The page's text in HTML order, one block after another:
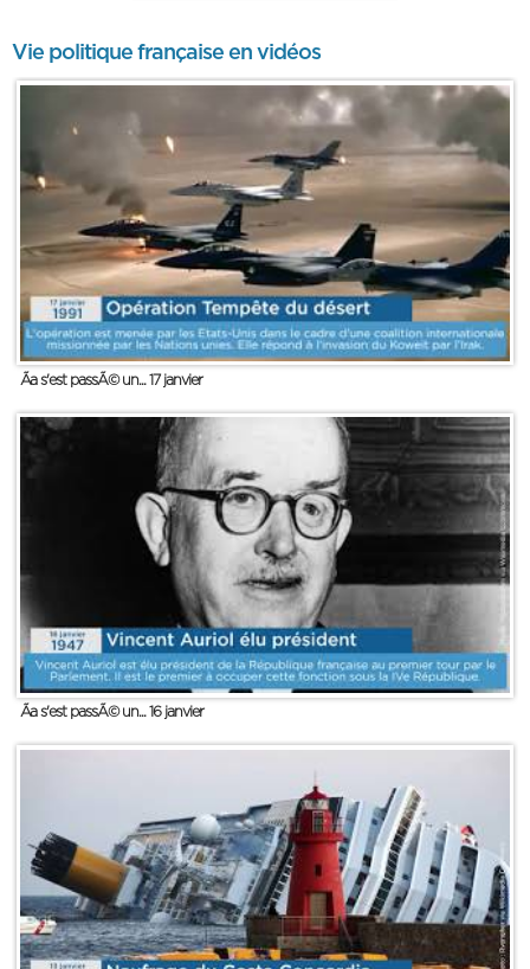
Vie politique française en vidéos
Ãa s'est passÃ© un... 17 janvier
Ãa s'est passÃ© un... 16 janvier